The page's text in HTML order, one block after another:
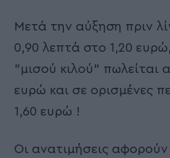
Μετά την αύξηση πριν
0,90 λεπτά στο 1,20
"μισού κιλού" πωλείται
ευρώ και σε ορισμένες
1,60 ευρώ !
Οι ανατιμήσεις